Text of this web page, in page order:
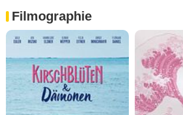
Filmographie